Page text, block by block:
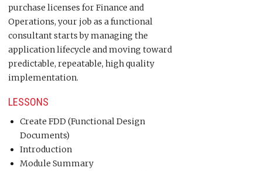
purchase licenses for Finance and
Operations, your job as a functional
consultant starts by managing the
application lifecycle and moving toward
predictable, repeatable, high quality
implementation.
LESSONS
Create FDD (Functional Design
Documents)
Introduction
Module Summary